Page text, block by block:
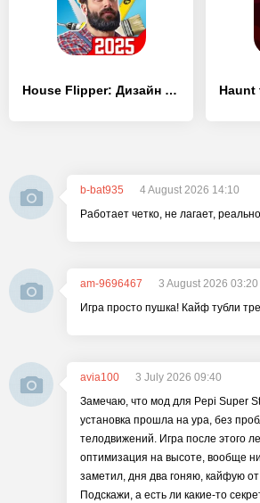
House Flipper: Дизайн дома
b-bat935
4 August 2026 14:10
Работает четко, не лагает,
am-9696467
3 August 2026 03:20
Игра просто пушка! Кайф тубли
avia100
3 July 2026 09:40
Замечаю, что мод для Pepi Super
установка прошла на ура, без
телодвижений. Игра после этого
оптимизация на высоте, вообще
заметил, дня два гоняю, кайфую от
Подскажи, а есть ли какие-то